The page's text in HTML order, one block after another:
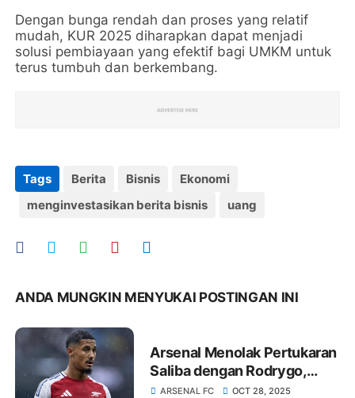
Dengan bunga rendah dan proses yang relatif
mudah, KUR 2025 diharapkan dapat menjadi
solusi pembiayaan yang efektif bagi UMKM untuk
terus tumbuh dan berkembang.
Tags Berita Bisnis
Ekonomi
menginvestasikan berita bisnis
uang
ANDA MUNGKIN MENYUKAI POSTINGAN INI
Arsenal Menolak Pertukaran
Saliba dengan Rodrygo,
Madrid Siapkan Strategi Lain
ARSENAL FC OCT 28, 2025